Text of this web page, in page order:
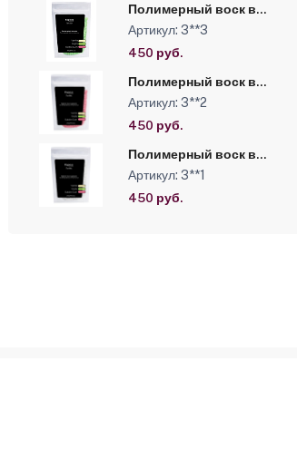
Полимерный воск в
гранулах «Flexible» с
ароматом Мохито Kapous,
250 г
Артикул: 3**3
450 руб.
Полимерный воск в
гранулах «Flexible» с
ароматом Бабл Гам Kapous,
250 г
Артикул: 3**2
450 руб.
Полимерный воск в
гранулах «Flexible» с
ароматом Ваниль Kapous,
250 г
Артикул: 3**1
450 руб.